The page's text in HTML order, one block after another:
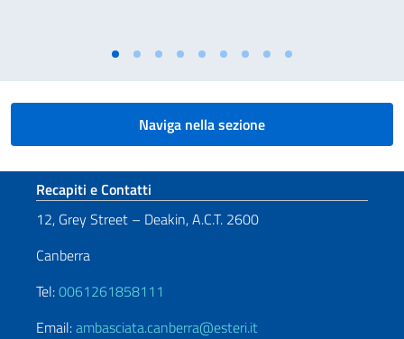
Naviga nella sezione
Sezione footer
Recapiti e Contatti
12, Grey Street – Deakin, A.C.T. 2600
Canberra
Tel:0061261858111
Email:ambasciata.canberra@esteri.it